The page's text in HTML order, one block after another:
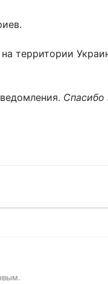
территории
Спасибо